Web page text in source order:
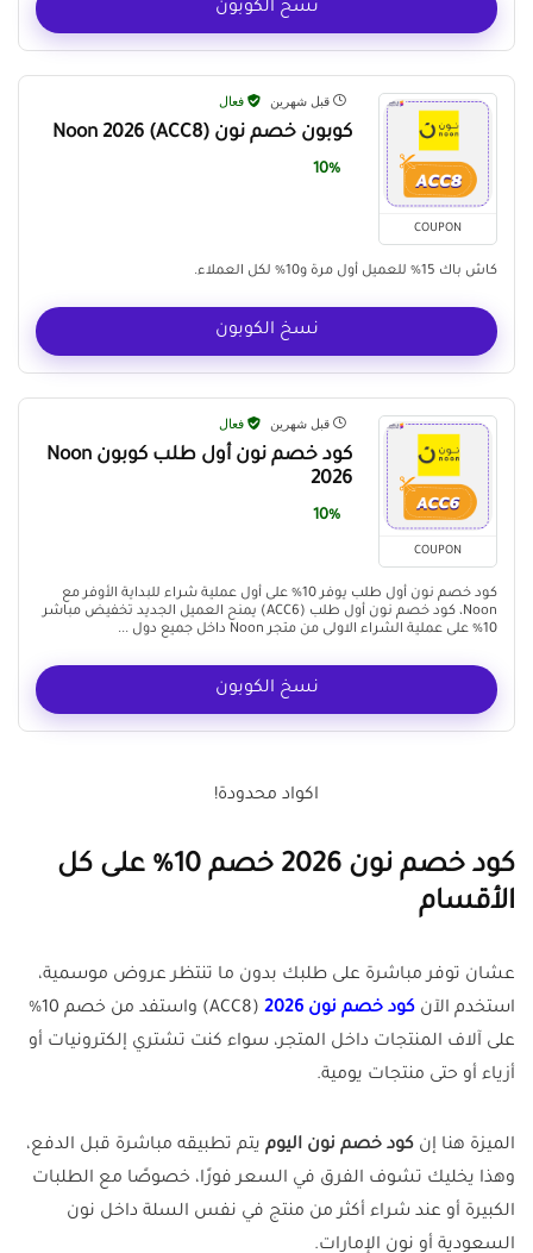
نسخ الكوبون
COUPON
قبل شهرين فعال
كوبون خصم نون (ACC8) Noon 2026
10%
كاش باك 15% للعميل أول مرة و10% لكل العملاء.
نسخ الكوبون
COUPON
قبل شهرين فعال
كود خصم نون أول طلب كوبون Noon
2026
10%
كود خصم نون أول طلب يوفر 10% على أول عملية شراء للبداية الأوفر مع
Noon، كود خصم نون أول طلب (ACC6) يمنح العميل الجديد تخفيض مباشر
10% على عملية الشراء الاولى من متجر Noon داخل جميع دول ...
نسخ الكوبون
اكواد محدودة!
كود خصم نون 2026 خصم 10% على كل
الأقسام
عشان توفر مباشرة على طلبك بدون ما تنتظر عروض موسمية،
استخدم الآن كود خصم نون 2026
(ACC8) واستفد من خصم 10%
على آلاف المنتجات داخل المتجر، سواء كنت تشتري إلكترونيات أو
أزياء أو حتى منتجات يومية.
الميزة هنا إن كود خصم نون اليوم يتم تطبيقه مباشرة قبل الدفع،
وهذا يخليك تشوف الفرق في السعر فورًا، خصوصًا مع الطلبات
الكبيرة أو عند شراء أكثر من منتج في نفس السلة داخل نون
السعودية أو نون الإمارات.